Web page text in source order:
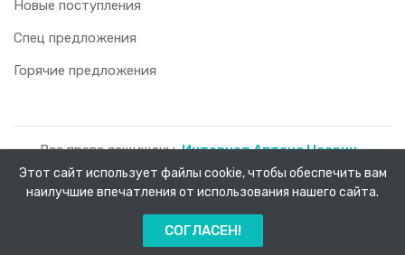
Каталог
Новые поступления
Спец предложения
Горячие предложения
Все права защищены.Интернет Аптека Насрин -
доставка лекарств на дом!2026.
Этот сайт использует файлы cookie, чтобы обеспечить вам
наилучшие впечатления от использования нашего сайта.
СОГЛАСЕН!